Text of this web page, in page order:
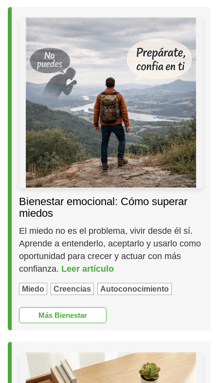
Bienestar emocional: Cómo superar
miedos
El miedo no es el problema, vivir desde él sí.
Aprende a entenderlo, aceptarlo y usarlo como
oportunidad para crecer y actuar con más
confianza. Leer artículo
Miedo Creencias Autoconocimiento
Más Bienestar